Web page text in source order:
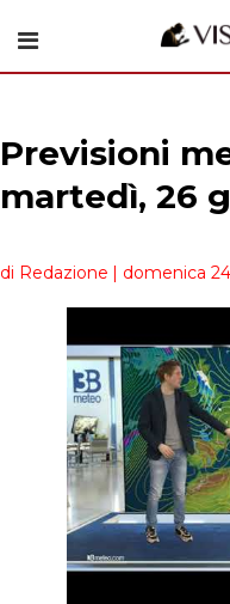
Previsioni
martedì, 26
di Redazione | domenica